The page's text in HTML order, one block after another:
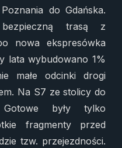
do Gdańska.
trasą z
nowa ekspresówka
lata wybudowano 1%
małe odcinki drogi
Na S7 ze stolicy do
były tylko
fragmenty przed
tzw. przejezdności.